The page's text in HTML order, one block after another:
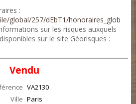
:
global/257/dEbT1/honoraires_glob
sur les risques auxquels
sur le site Géorisques :
Vendu
VA2130
Ville Paris